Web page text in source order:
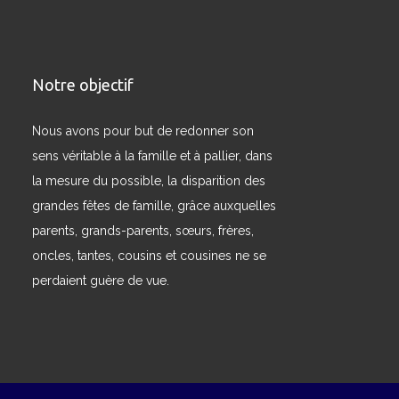
Notre objectif
Nous avons pour but de redonner son
sens véritable à la famille et à pallier, dans
la mesure du possible, la disparition des
grandes fêtes de famille, grâce auxquelles
parents, grands-parents, sœurs, frères,
oncles, tantes, cousins et cousines ne se
perdaient guère de vue.